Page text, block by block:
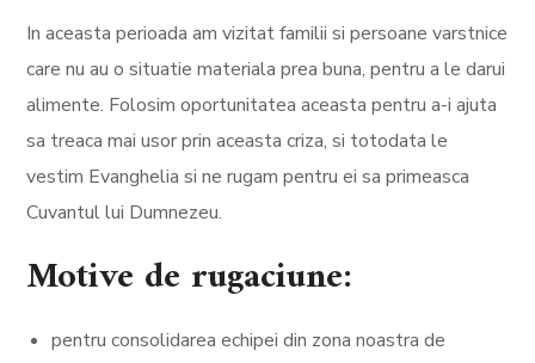
In aceasta perioada am vizitat familii si persoane varstnice
care nu au o situatie materiala prea buna, pentru a le darui
alimente. Folosim oportunitatea aceasta pentru a-i ajuta
sa treaca mai usor prin aceasta criza, si totodata le
vestim Evanghelia si ne rugam pentru ei sa primeasca
Cuvantul lui Dumnezeu.
Motive de rugaciune:
pentru consolidarea echipei din zona noastra de